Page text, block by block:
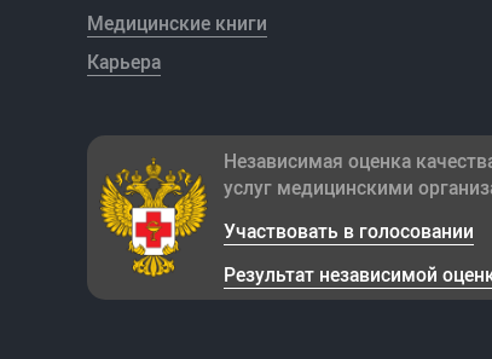
Медицинские книги
Карьера
Независимая оценка
услуг медицинскими
Участвовать в голосовании
Результат независимой